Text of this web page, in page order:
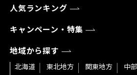
人気ランキング
キャンペーン・特集
地域から探す
北海道 東北地方 関東地方
中